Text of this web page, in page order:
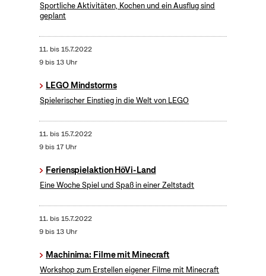
Sportliche Aktivitäten, Kochen und ein Ausflug sind
geplant
11. bis15.7.2022
9 bis 13 Uhr
LEGO Mindstorms
Spielerischer Einstieg in die Welt von LEGO
11. bis15.7.2022
9 bis 17 Uhr
Ferienspielaktion HöVi-Land
Eine Woche Spiel und Spaß in einer Zeltstadt
11. bis15.7.2022
9 bis 13 Uhr
Machinima: Filme mit Minecraft
Workshop zum Erstellen eigener Filme mit Minecraft